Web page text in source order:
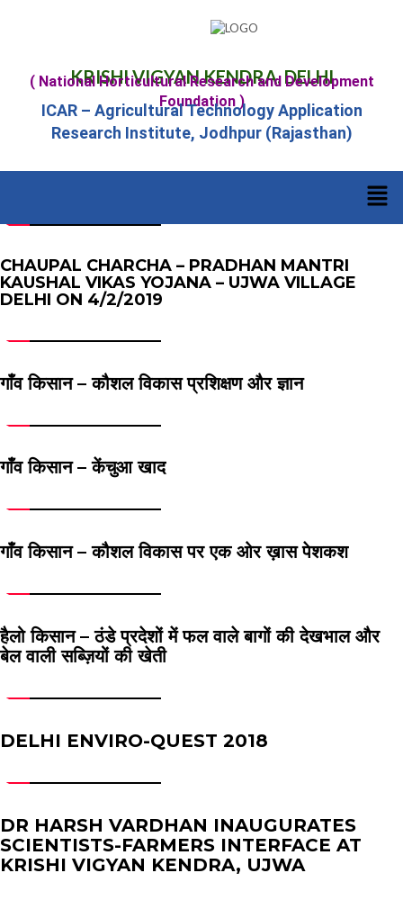
KRISHI VIGYAN KENDRA, DELHI
( National Horticultural Research and Development
Foundation )
ICAR – Agricultural Technology Application
Research Institute, Jodhpur (Rajasthan)
CHAUPAL CHARCHA – PRADHAN MANTRI
KAUSHAL VIKAS YOJANA – UJWA VILLAGE
DELHI ON 4/2/2019
गाँव किसान – कौशल विकास प्रशिक्षण और ज्ञान
गाँव किसान – केंचुआ खाद
गाँव किसान – कौशल विकास पर एक ओर ख़ास पेशकश
हैलो किसान – ठंडे प्रदेशों में फल वाले बागों की देखभाल और
बेल वाली सब्ज़ियों की खेती
DELHI ENVIRO-QUEST 2018
DR HARSH VARDHAN INAUGURATES
SCIENTISTS-FARMERS INTERFACE AT
KRISHI VIGYAN KENDRA, UJWA